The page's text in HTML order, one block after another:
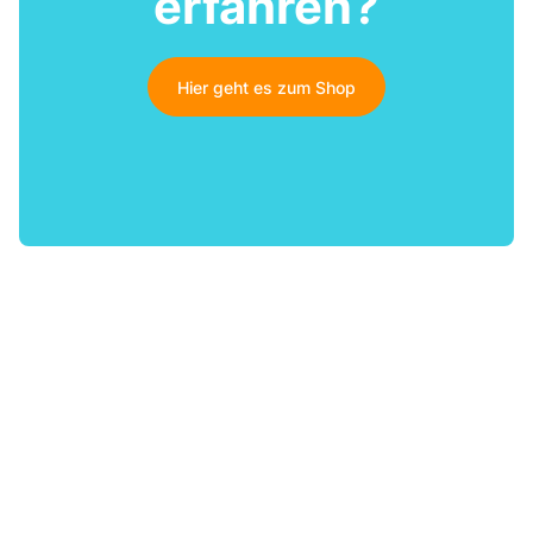
Hier geht es zum Shop